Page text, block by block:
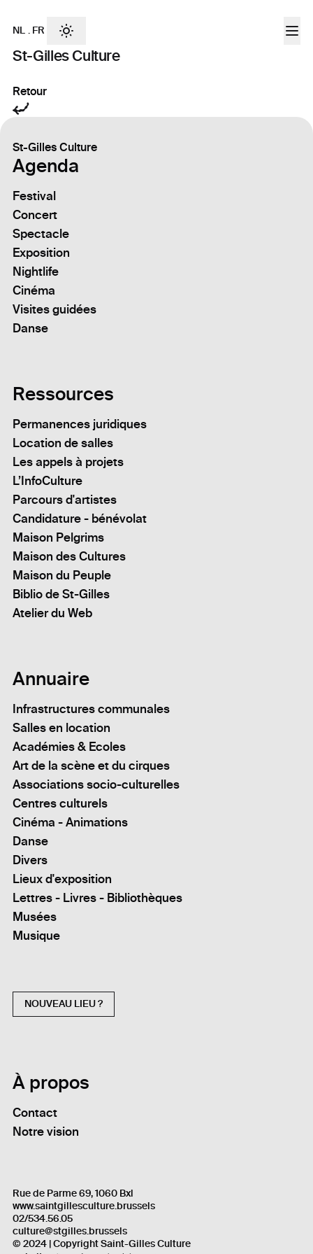
St-Gilles Culture
NL . FR
Retour
St-Gilles Culture
Agenda
Festival
Concert
Spectacle
Exposition
Nightlife
Cinéma
Visites guidées
Danse
Ressources
Permanences juridiques
Location de salles
Les appels à projets
L’InfoCulture
Parcours d'artistes
Candidature - bénévolat
Maison Pelgrims
Maison des Cultures
Maison du Peuple
Biblio de St-Gilles
Atelier du Web
Annuaire
Infrastructures communales
Salles en location
Académies & Ecoles
Art de la scène et du cirques
Associations socio-culturelles
Centres culturels
Cinéma - Animations
Danse
Divers
Lieux d'exposition
Lettres - Livres - Bibliothèques
Musées
Musique
NOUVEAU LIEU ?
À propos
Contact
Notre vision
Rue de Parme 69, 1060 Bxl
www.saintgillesculture.brussels
02/534.56.05
culture@stgilles.brussels
© 2024 | Copyright Saint-Gilles Culture